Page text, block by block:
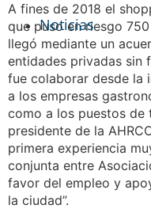
Noticias
A fines de 2018 el
que puso en riesgo
llegó mediante un
entidades privadas sin
fue colaborar desde la
a los empresas
como a los puestos de
presidente de la
primera experiencia
conjunta entre
favor del empleo y
la ciudad”.